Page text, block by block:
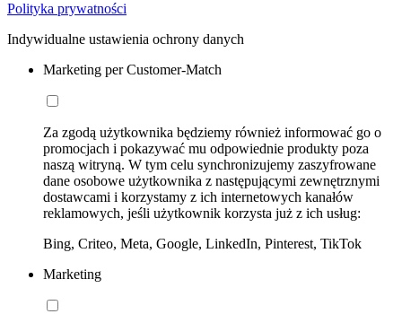
Polityka prywatności
Indywidualne ustawienia ochrony danych
Marketing per Customer-Match
Za zgodą użytkownika będziemy również informować go o
promocjach i pokazywać mu odpowiednie produkty poza
naszą witryną. W tym celu synchronizujemy zaszyfrowane
dane osobowe użytkownika z następującymi zewnętrznymi
dostawcami i korzystamy z ich internetowych kanałów
reklamowych, jeśli użytkownik korzysta już z ich usług:
Bing, Criteo, Meta, Google, LinkedIn, Pinterest, TikTok
Marketing